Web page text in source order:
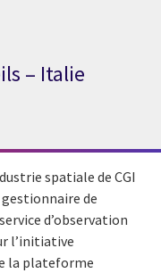
– Italie
spatiale de CGI
de
d’observation
l’initiative
la plateforme